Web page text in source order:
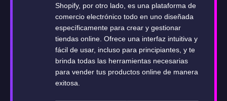
Shopify, por otro lado, es una plataforma de
comercio electrónico todo en uno diseñada
específicamente para crear y gestionar
tiendas online. Ofrece una interfaz intuitiva y
fácil de usar, incluso para principiantes, y te
brinda todas las herramientas necesarias
para vender tus productos online de manera
exitosa.